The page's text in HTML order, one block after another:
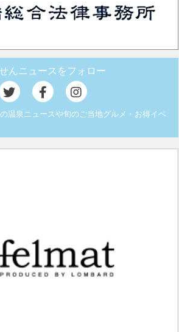
んニュースをフォロー
温泉ニュースや旬のご当地グルメ・お得イベ